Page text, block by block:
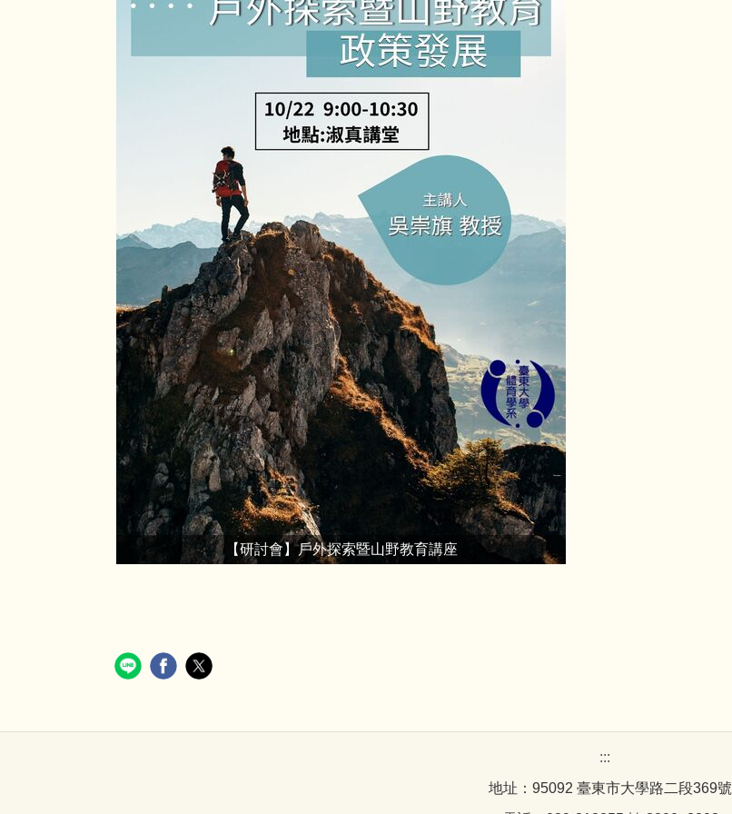
【研討會】戶外探索暨山野教育講座
:::
地址：95092 臺東市大學路二段369號